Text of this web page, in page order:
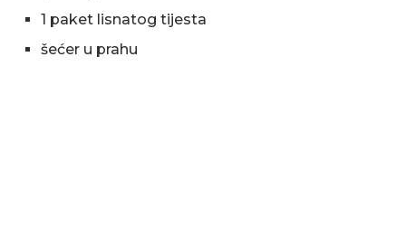
1 paket lisnatog tijesta
šećer u prahu